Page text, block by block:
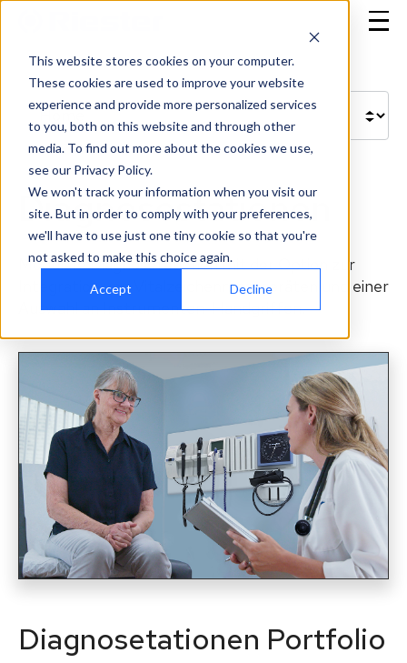
This website stores cookies on your computer.
These cookies are used to improve your website
experience and provide more personalized services
to you, both on this website and through other
media. To find out more about the cookies we use,
see our Privacy Policy.
We won't track your information when you visit our
site. But in order to comply with your preferences,
we'll have to use just one tiny cookie so that you're
not asked to make this choice again.
Accept Decline
Diagnosestationen
Modulare Diagnosetationen mit der Option zur
Integration von Vitalzeichenmessgeräten und einer
Auswahl an Instrumenten-Handgriffen.
Diagnosetationen Portfolio